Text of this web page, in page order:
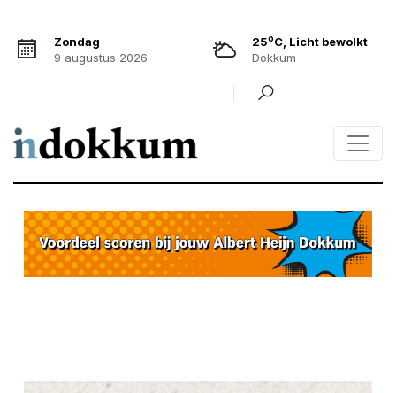
Zondag
9 augustus 2026
25oC, Licht bewolkt
Dokkum